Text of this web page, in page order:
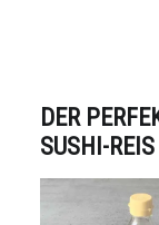
DER
SUSHI-REIS